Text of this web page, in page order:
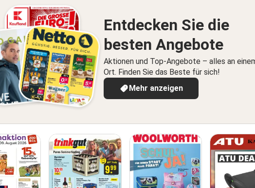
Entdecken Sie die
besten Angebote
Aktionen und Top-Angebote – alles an
Ort. Finden Sie das Beste für sich!
Mehr anzeigen